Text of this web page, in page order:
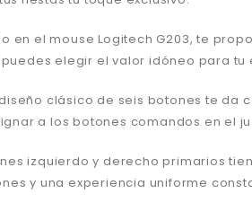
en el mouse Logitech G203, te
elegir el valor idóneo para
clásico de seis botones te
a los botones comandos en
izquierdo y derecho primarios
y una experiencia uniforme